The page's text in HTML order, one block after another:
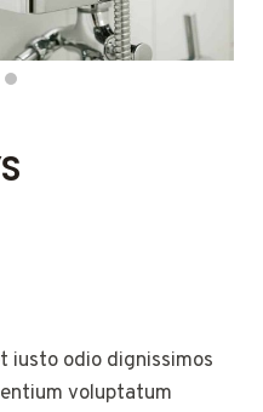
iusto odio dignissimos
voluptatum